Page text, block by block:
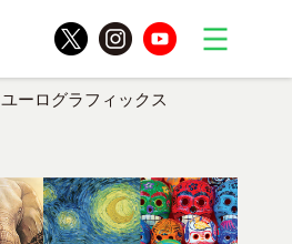
ユーログラフィックス